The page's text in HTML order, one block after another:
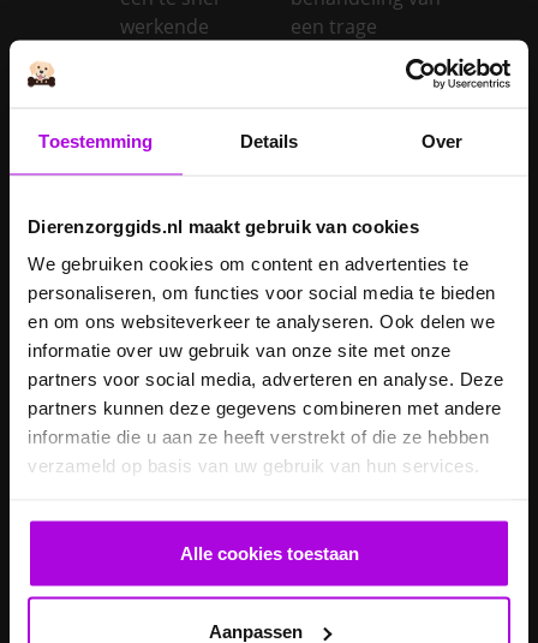
Toestemming Details Over
Dierenzorggids.nl maakt gebruik van cookies
We gebruiken cookies om content en advertenties te
personaliseren, om functies voor social media te bieden
en om ons websiteverkeer te analyseren. Ook delen we
informatie over uw gebruik van onze site met onze
partners voor social media, adverteren en analyse. Deze
partners kunnen deze gegevens combineren met andere
informatie die u aan ze heeft verstrekt of die ze hebben
verzameld op basis van uw gebruik van hun services.
Alle cookies toestaan
Aanpassen
werkende
een trage
Inentingen hond
Is een kerstboom
honden?
Je cavia verzorgen diarree
Je hond wordt
geopereerd – wat
kan je
verwachten?
Je kat naar een
pension brengen
Je kat wordt
geopereerd – wat
kan je
verwachten?
Je kater laten
castreren
Je konijn laten
castreren
Je konijn laten
steriliseren
Je konijnen